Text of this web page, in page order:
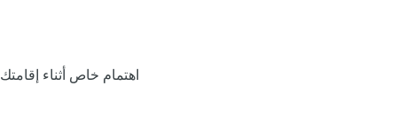
اهتمام خاص أثناء إقامتك